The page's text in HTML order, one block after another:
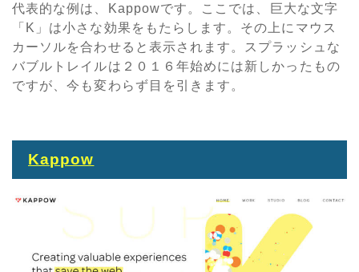
代表的な例は、Kappowです。ここでは、巨大な文字
「K」は小さな効果をもたらします。その上にマウス
カーソルを合わせると表示されます。スプラッシュな
バブルトレイルは２０１６年始めには新しかったもの
ですが、今も変わらず目を引きます。
Kappow